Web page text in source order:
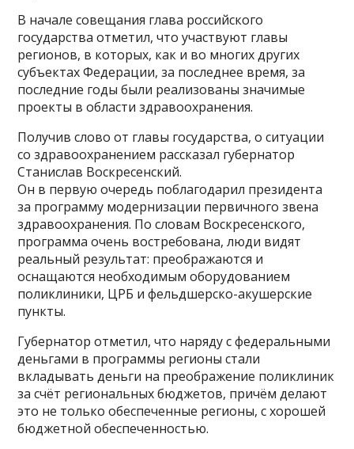
В начале совещания глава российского
государства отметил, что участвуют главы
регионов, в которых, как и во многих других
субъектах Федерации, за последнее время, за
последние годы были реализованы значимые
проекты в области здравоохранения.
Получив слово от главы государства, о ситуации
со здравоохранением рассказал губернатор
Станислав Воскресенский.
Он в первую очередь поблагодарил президента
за программу модернизации первичного звена
здравоохранения. По словам Воскресенского,
программа очень востребована, люди видят
реальный результат: преображаются и
оснащаются необходимым оборудованием
поликлиники, ЦРБ и фельдшерско-акушерские
пункты.
Губернатор отметил, что наряду с федеральными
деньгами в программы регионы стали
вкладывать деньги на преображение поликлиник
за счёт региональных бюджетов, причём делают
это не только обеспеченные регионы, с хорошей
бюджетной обеспеченностью.